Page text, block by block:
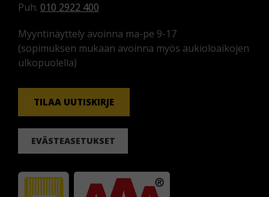
Puh. 010 2922 400
Myyntinäyttely avoinna ma-pe 9-17
(sopimuksen mukaan avoinna myös aukioloaikojen
ulkopuolella)
TILAA UUTISKIRJE
EVÄSTEASETUKSET